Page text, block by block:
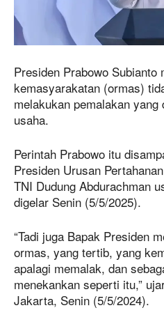
Presiden Prabowo Subianto
kemasyarakatan (ormas)
melakukan pemalakan yang
usaha.
Perintah Prabowo itu
Presiden Urusan
TNI Dudung Abdurachman
digelar Senin (5/5/2025).
“Tadi juga Bapak Presiden
ormas, yang tertib, yang
apalagi memalak, dan
menekankan seperti itu,”
Jakarta, Senin (5/5/2024).